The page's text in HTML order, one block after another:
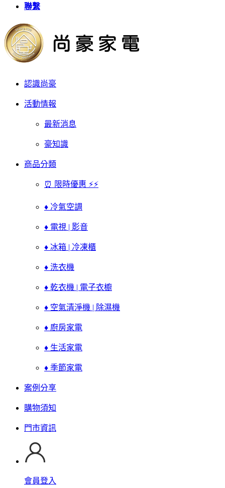
聯繫
認識尚豪
活動情報
最新消息
豪知識
商品分類
⏰ 限時優惠 ⚡⚡
♦ 冷氣空調
♦ 電視 | 影音
♦ 冰箱 | 冷凍櫃
♦ 洗衣機
♦ 乾衣機 | 電子衣櫥
♦ 空氣清淨機 | 除濕機
♦ 廚房家電
♦ 生活家電
♦ 季節家電
案例分享
購物須知
門市資訊
會員登入